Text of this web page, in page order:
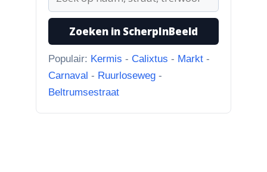
3-8-2026
Treurbeuk op de Halve Maan
“Marie, dat klopt. Op de Halve
Zoeken in ScherpInBeeld
Populair: Kermis - Calixtus - Markt -
Carnaval - Ruurloseweg -
Beltrumsestraat